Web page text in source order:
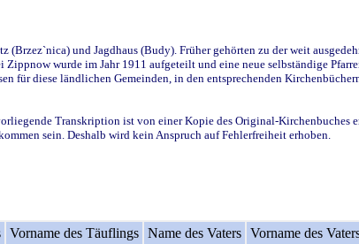
und Jagdhaus (Budy). Früher gehörten zu der weit
wurde im Jahr 1911 aufgeteilt und eine neue selbständige
diese ländlichen Gemeinden, in den entsprechenden
Transkription ist von einer Kopie des Original-Kirchenbuches
sein. Deshalb wird kein Anspruch auf Fehlerfreiheit erhoben.
Vorname des Täuflings Name des Vaters Vorname des